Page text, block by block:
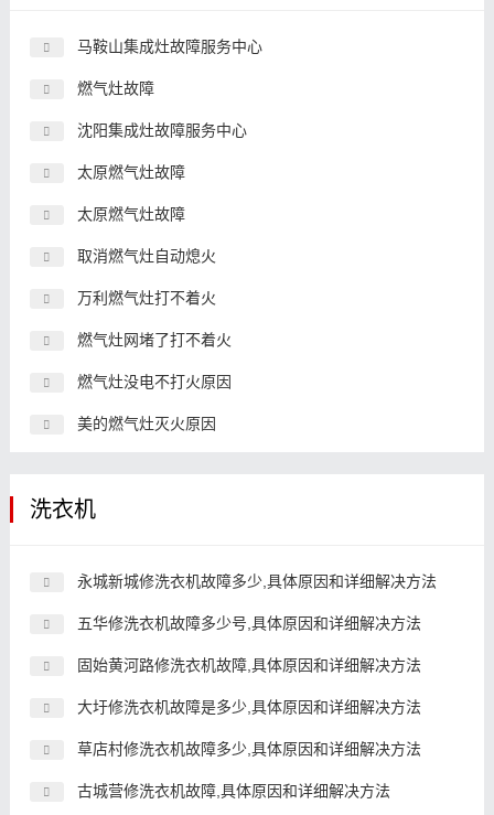
马鞍山集成灶故障服务中心
燃气灶故障
沈阳集成灶故障服务中心
太原燃气灶故障
太原燃气灶故障
取消燃气灶自动熄火
万利燃气灶打不着火
燃气灶网堵了打不着火
燃气灶没电不打火原因
美的燃气灶灭火原因
洗衣机
永城新城修洗衣机故障多少,具体原因和详细解决方法
五华修洗衣机故障多少号,具体原因和详细解决方法
固始黄河路修洗衣机故障,具体原因和详细解决方法
大圩修洗衣机故障是多少,具体原因和详细解决方法
草店村修洗衣机故障多少,具体原因和详细解决方法
古城营修洗衣机故障,具体原因和详细解决方法